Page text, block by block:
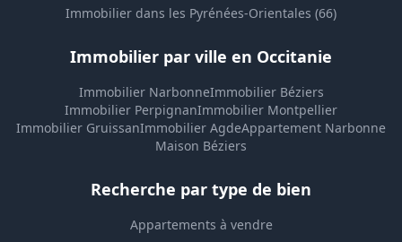
Immobilier dans les Pyrénées-Orientales (66)
Immobilier par ville en Occitanie
Immobilier NarbonneImmobilier Béziers
Immobilier PerpignanImmobilier Montpellier
Immobilier GruissanImmobilier AgdeAppartement Narbonne
Maison Béziers
Recherche par type de bien
Appartements à vendre